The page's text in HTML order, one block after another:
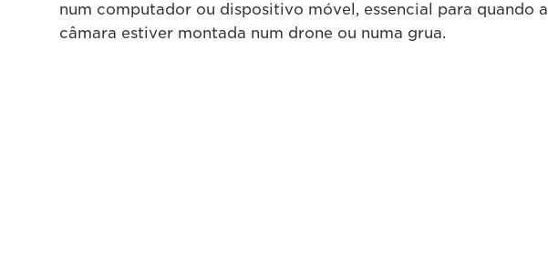
num computador ou dispositivo móvel, essencial para quando a
câmara estiver montada num drone ou numa grua.